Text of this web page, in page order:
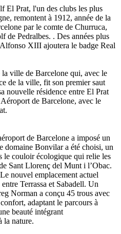
El Prat, l'un des clubs les plus
remontent à 1912, année de la
par le comte de Churruca,
de Pedralbes. . Des années plus
XIII ajoutera le badge Real
ville de Barcelone qui, avec le
de la ville, fit son premier saut
nouvelle résidence entre El Prat
de Barcelone, avec le
de Barcelone a imposé un
domaine Bonvilar a été choisi, un
le couloir écologique qui relie les
Sant Llorenç del Munt i l’Obac.
nouvel emplacement actuel
Terrassa et Sabadell. Un
Norman a conçu 45 trous avec
adaptant le parcours à
beauté intégrant
la nature.